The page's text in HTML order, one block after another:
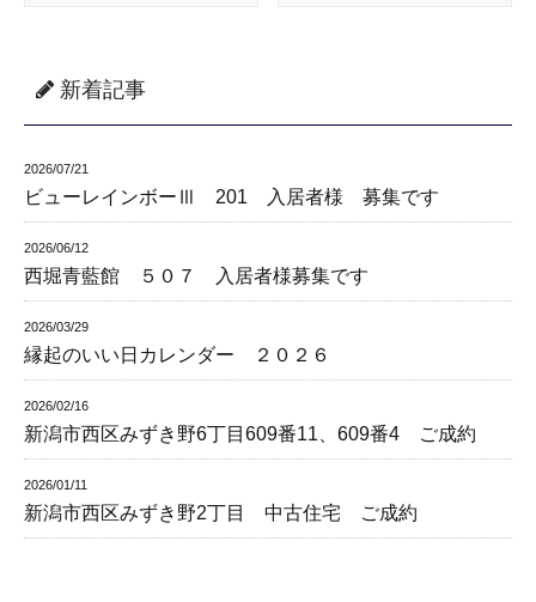
新着記事
2026/07/21
ビューレインボーⅢ 201 入居者様 募集です
2026/06/12
西堀青藍館 ５０７ 入居者様募集です
2026/03/29
縁起のいい日カレンダー ２０２６
2026/02/16
新潟市西区みずき野6丁目609番11、609番4 ご成約
2026/01/11
新潟市西区みずき野2丁目 中古住宅 ご成約